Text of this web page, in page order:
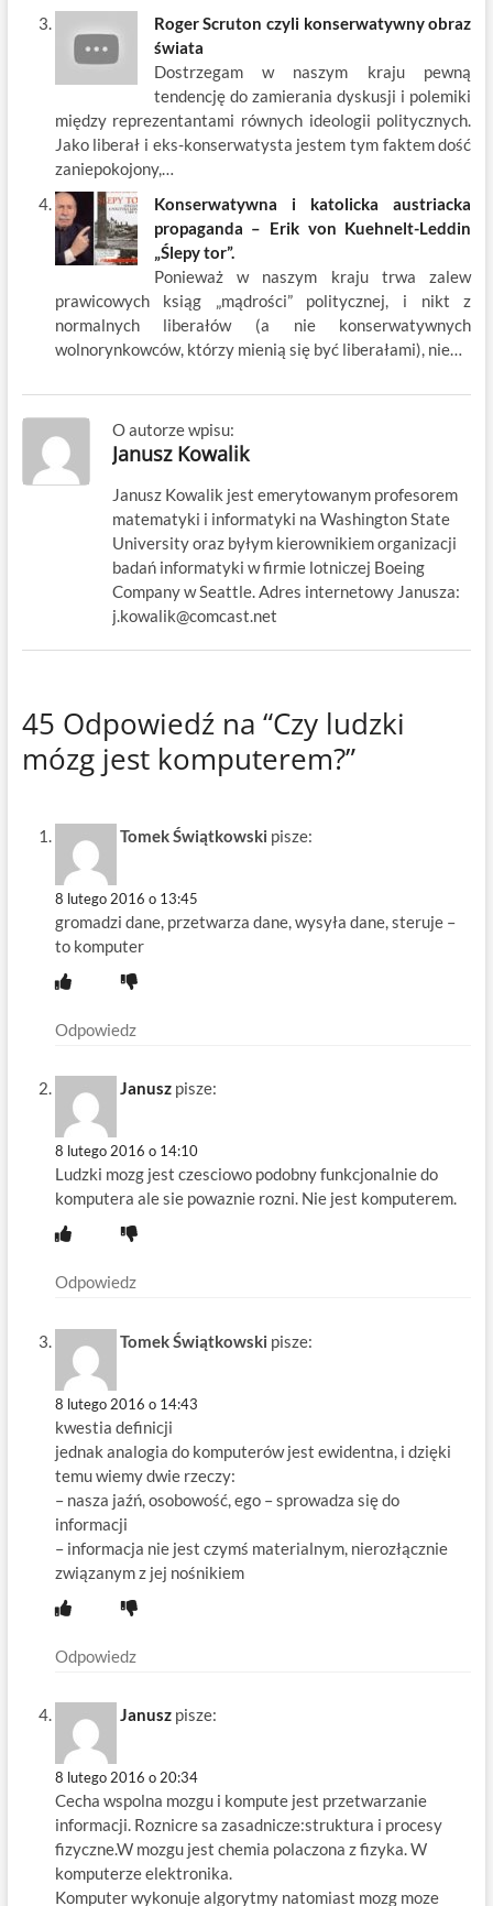
Roger Scruton czyli konserwatywny obraz
świata
Dostrzegam w naszym kraju pewną
tendencję do zamierania dyskusji i polemiki
między reprezentantami równych ideologii politycznych.
Jako liberał i eks-konserwatysta jestem tym faktem dość
zaniepokojony,…
Konserwatywna i katolicka austriacka
propaganda – Erik von Kuehnelt-Leddin
„Ślepy tor”.
Ponieważ w naszym kraju trwa zalew
prawicowych ksiąg „mądrości” politycznej, i nikt z
normalnych liberałów (a nie konserwatywnych
wolnorynkowców, którzy mienią się być liberałami), nie…
O autorze wpisu:
Janusz Kowalik
Janusz Kowalik jest emerytowanym profesorem
matematyki i informatyki na Washington State
University oraz byłym kierownikiem organizacji
badań informatyki w firmie lotniczej Boeing
Company w Seattle. Adres internetowy Janusza:
j.kowalik@comcast.net
45 Odpowiedź na “Czy ludzki
mózg jest komputerem?”
Tomek Świątkowski pisze:
8 lutego 2016 o 13:45
gromadzi dane, przetwarza dane, wysyła dane, steruje –
to komputer
Odpowiedz
Janusz pisze:
8 lutego 2016 o 14:10
Ludzki mozg jest czesciowo podobny funkcjonalnie do
komputera ale sie powaznie rozni. Nie jest komputerem.
Odpowiedz
Tomek Świątkowski pisze:
8 lutego 2016 o 14:43
kwestia definicji
jednak analogia do komputerów jest ewidentna, i dzięki
temu wiemy dwie rzeczy:
– nasza jaźń, osobowość, ego – sprowadza się do
informacji
– informacja nie jest czymś materialnym, nierozłącznie
związanym z jej nośnikiem
Odpowiedz
Janusz pisze:
8 lutego 2016 o 20:34
Cecha wspolna mozgu i kompute jest przetwarzanie
informacji. Roznicre sa zasadnicze:struktura i procesy
fizyczne.W mozgu jest chemia polaczona z fizyka. W
komputerze elektronika.
Komputer wykonuje algorytmy natomiast mozg moze